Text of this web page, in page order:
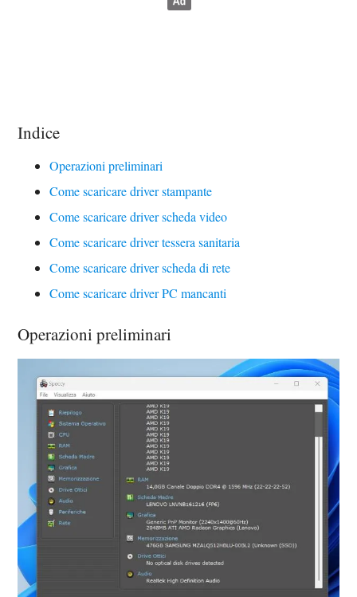
Indice
Operazioni preliminari
Come scaricare driver stampante
Come scaricare driver scheda video
Come scaricare driver tessera sanitaria
Come scaricare driver scheda di rete
Come scaricare driver PC mancanti
Operazioni preliminari